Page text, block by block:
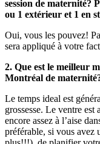
session de maternité?
ou 1 extérieur et 1 en
Oui, vous les pouvez!
sera appliqué à votre
2. Que est le meilleur
Montréal de
Le temps ideal est
grossesse. Le ventre
encore assez à l’aise
préférable, si vous avez